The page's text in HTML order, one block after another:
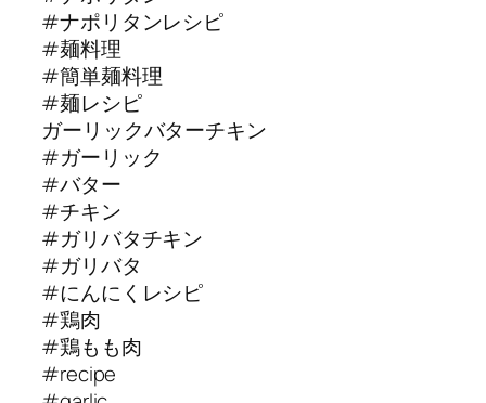
#ナポリタンレシピ
#麺料理
#簡単麺料理
#麺レシピ
ガーリックバターチキン
#ガーリック
#バター
#チキン
#ガリバタチキン
#ガリバタ
#にんにくレシピ
#鶏肉
#鶏もも肉
#recipe